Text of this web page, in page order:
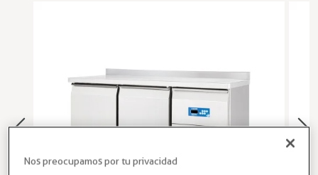
Nos preocupamos por tu privacidad